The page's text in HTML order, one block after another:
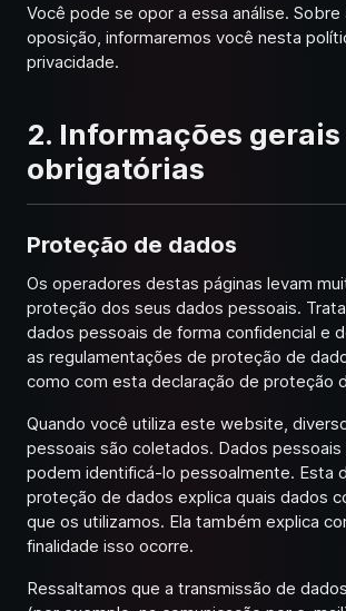
Você pode se opor a essa análise.
oposição, informaremos você nesta
privacidade.
2. Informações gerais
obrigatórias
Proteção de dados
Os operadores destas páginas levam
proteção dos seus dados pessoais.
dados pessoais de forma confidencial e
as regulamentações de proteção de
como com esta declaração de proteção
Quando você utiliza este website,
pessoais são coletados. Dados pessoais
podem identificá-lo pessoalmente. Esta
proteção de dados explica quais dados
que os utilizamos. Ela também explica
finalidade isso ocorre.
Ressaltamos que a transmissão de